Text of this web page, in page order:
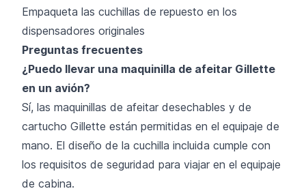
Empaqueta las cuchillas de repuesto en los
dispensadores originales
Preguntas frecuentes
¿Puedo llevar una maquinilla de afeitar Gillette
en un avión?
Sí, las maquinillas de afeitar desechables y de
cartucho Gillette están permitidas en el equipaje de
mano. El diseño de la cuchilla incluida cumple con
los requisitos de seguridad para viajar en el equipaje
de cabina.